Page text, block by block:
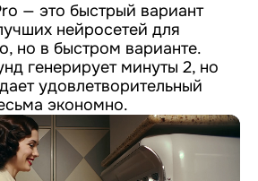
— это быстрый вариант
нейросетей для
но в быстром варианте.
генерирует минуты 2, но
удовлетворительный
экономно.